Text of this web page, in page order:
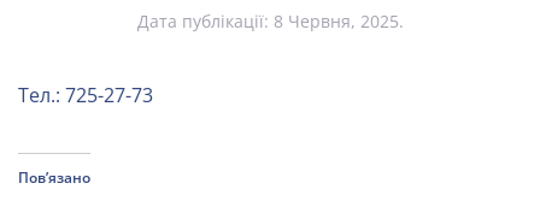
Дата публікації: 8 Червня, 2025.
Тел.: 725-27-73
Пов’язано